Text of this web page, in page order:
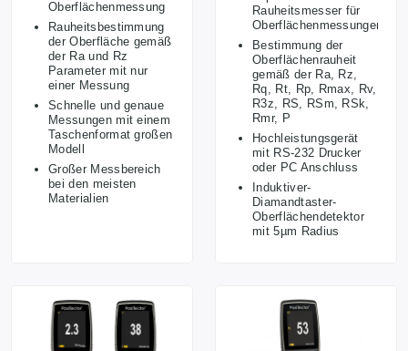
Oberflächenmessung
Rauheitsbestimmung
der Oberfläche gemäß
der Ra und Rz
Parameter mit nur
einer Messung
Schnelle und genaue
Messungen mit einem
Taschenformat großen
Modell
Großer Messbereich
bei den meisten
Materialien
Rauheitsmesser für
Oberflächenmessungen
Bestimmung der
Oberflächenrauheit
gemäß der Ra, Rz,
Rq, Rt, Rp, Rmax, Rv,
R3z, RS, RSm, RSk,
Rmr, P
Hochleistungsgerät
mit RS-232 Drucker
oder PC Anschluss
Induktiver-
Diamandtaster-
Oberflächendetektor
mit 5µm Radius